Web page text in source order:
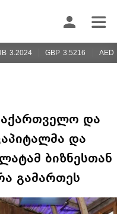
3.2024 GBP 3.5216 AED
და
და
ბიზნესთან
გამართეს